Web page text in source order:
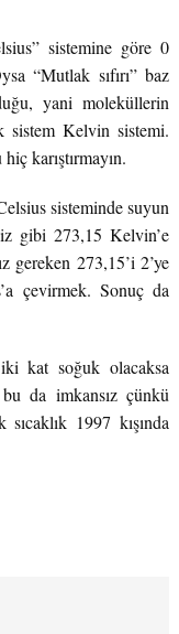
sistemine göre 0
“Mutlak sıfırı” baz
yani moleküllerin
sistem Kelvin sistemi.
karıştırmayın.
sisteminde suyun
gibi 273,15 Kelvin’e
gereken 273,15’i 2’ye
çevirmek. Sonuç da
kat soğuk olacaksa
da imkansız çünkü
1997 kışında